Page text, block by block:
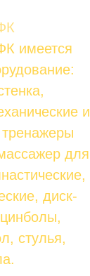
и
тренажеры
для
диск-
стулья,